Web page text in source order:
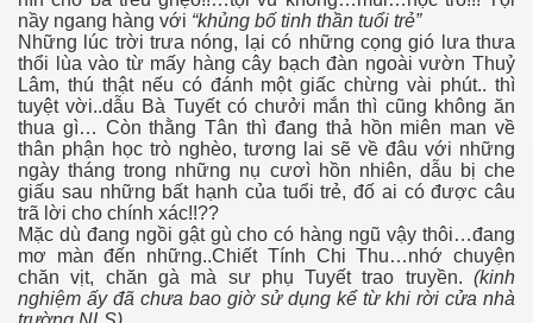
nầy ngang hàng với “khủng bố tinh thần tuổi trẻ”
Những lúc trời trưa nóng, lại có những cọng gió lưa thưa
thổi lùa vào từ mấy hàng cây bạch đàn ngoài vườn Thuỷ
Lâm, thú thật nếu có đánh một giấc chừng vài phút.. thì
tuyệt vời..dẫu Bà Tuyết có chưởi mắn thì cũng không ăn
thua gì… Còn thằng Tân thì đang thả hồn miên man về
thân phận học trò nghèo, tương lai sẽ về đâu với những
ngày tháng trong những nụ cươì hồn nhiên, dẫu bị che
giấu sau những bất hạnh của tuổi trẻ, đố ai có được câu
trã lời cho chính xác!!??
Mặc dù đang ngồi gật gù cho có hàng ngũ vậy thôi…đang
mơ màn đến những..Chiết Tính Chi Thu…nhớ chuyện
chăn vịt, chăn gà mà sư phụ Tuyết trao truyền. (kinh
nghiệm ấy đã chưa bao giờ sử dụng kể từ khi rời cửa nhà
Thơ